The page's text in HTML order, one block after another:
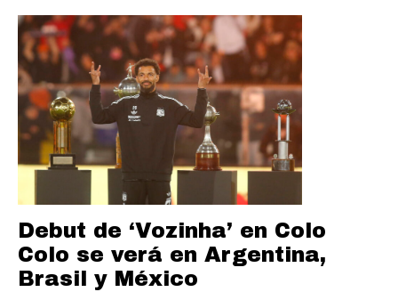
Debut de ‘Vozinha’ en Colo
Colo se verá en Argentina,
Brasil y México